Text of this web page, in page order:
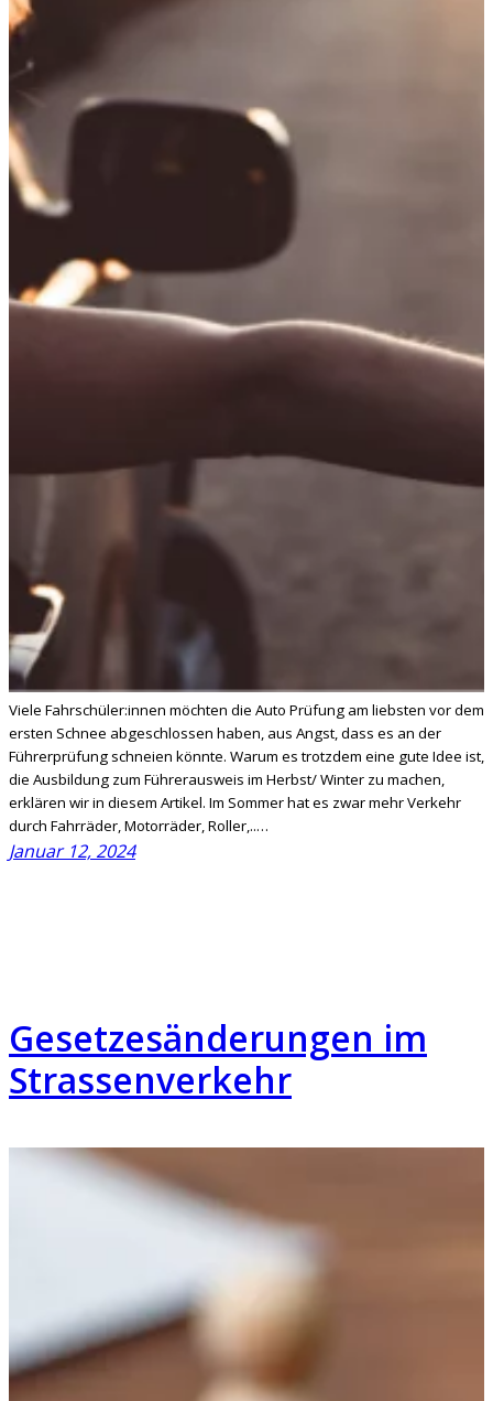
Viele Fahrschüler:innen möchten die Auto Prüfung am liebsten vor dem
ersten Schnee abgeschlossen haben, aus Angst, dass es an der
Führerprüfung schneien könnte. Warum es trotzdem eine gute Idee ist,
die Ausbildung zum Führerausweis im Herbst/ Winter zu machen,
erklären wir in diesem Artikel. Im Sommer hat es zwar mehr Verkehr
durch Fahrräder, Motorräder, Roller,..…
Januar 12, 2024
Gesetzesänderungen im
Strassenverkehr